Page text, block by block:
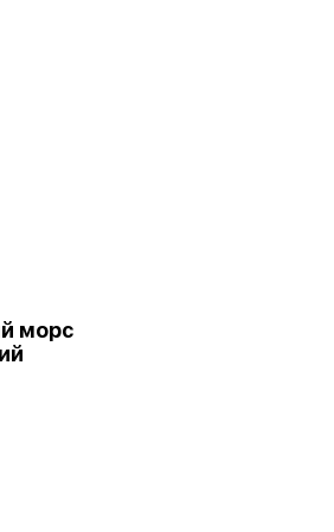
морс